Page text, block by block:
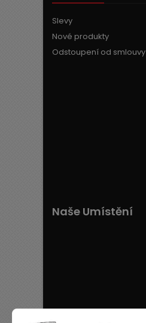
Slevy
Nové produkty
Odstoupení od smlouvy
Naše Umístění